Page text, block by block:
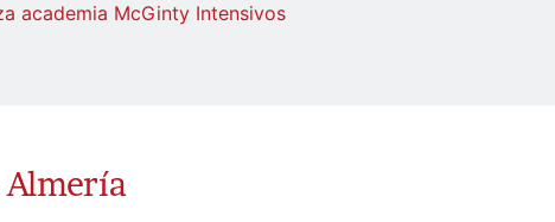
academia McGinty Intensivos